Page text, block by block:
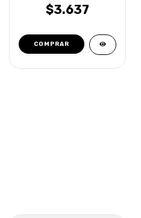
$3.637